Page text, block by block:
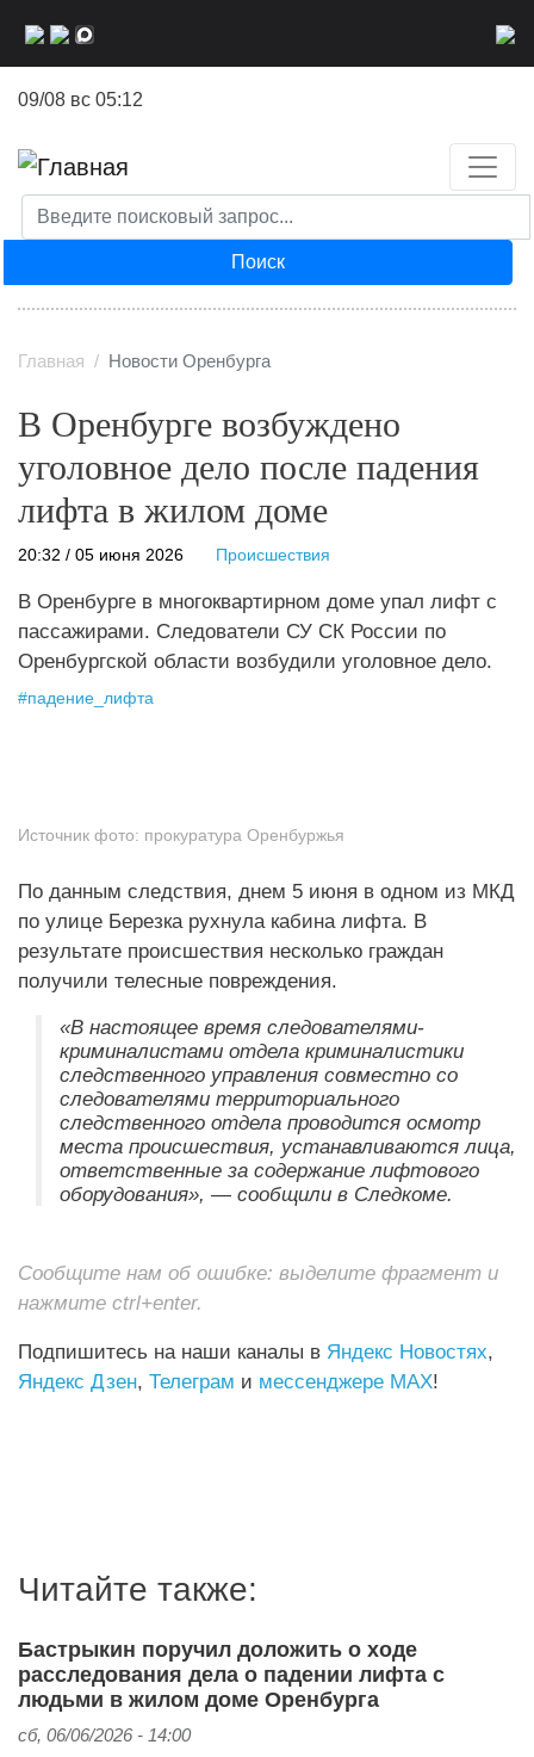
09/08 вс 05:12
Поиск
Главная Новости Оренбурга
В Оренбурге возбуждено
уголовное дело после падения
лифта в жилом доме
20:32 / 05 июня 2026 Происшествия
В Оренбурге в многоквартирном доме упал лифт с
пассажирами. Следователи СУ СК России по
Оренбургской области возбудили уголовное дело.
#падение_лифта
Источник фото: прокуратура Оренбуржья
По данным следствия, днем 5 июня в одном из МКД
по улице Березка рухнула кабина лифта. В
результате происшествия несколько граждан
получили телесные повреждения.
«В настоящее время следователями-
криминалистами отдела криминалистики
следственного управления совместно со
следователями территориального
следственного отдела проводится осмотр
места происшествия, устанавливаются лица,
ответственные за содержание лифтового
оборудования», — сообщили в Следкоме.
Сообщите нам об ошибке: выделите фрагмент и
нажмите ctrl+enter.
Подпишитесь на наши каналы в Яндекс Новостях,
Яндекс Дзен, Телеграм и мессенджере MAX!
Читайте также:
Бастрыкин поручил доложить о ходе
расследования дела о падении лифта с
людьми в жилом доме Оренбурга
сб, 06/06/2026 - 14:00